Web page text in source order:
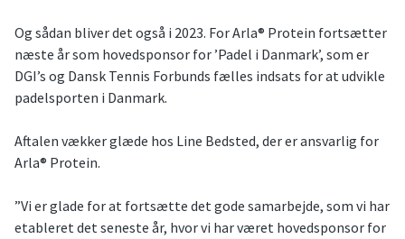
Og sådan bliver det også i 2023. For Arla® Protein fortsætter
næste år som hovedsponsor for ’Padel i Danmark’, som er
DGI’s og Dansk Tennis Forbunds fælles indsats for at udvikle
padelsporten i Danmark.
Aftalen vækker glæde hos Line Bedsted, der er ansvarlig for
Arla® Protein.
”Vi er glade for at fortsætte det gode samarbejde, som vi har
etableret det seneste år, hvor vi har været hovedsponsor for